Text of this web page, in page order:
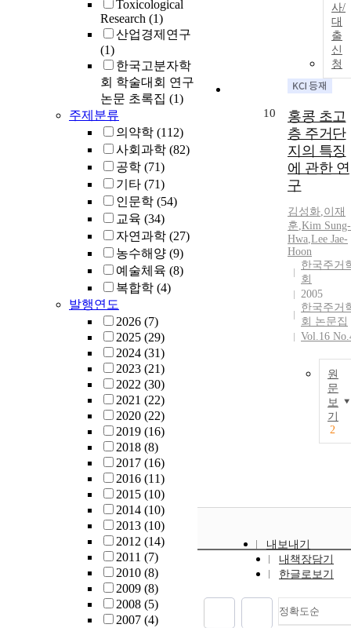
Toxicological
Research (1)
산업경제연구
(1)
한국고분자학
회 학술대회 연구
논문 초록집 (1)
주제분류
의약학 (112)
사회과학 (82)
공학 (71)
기타 (71)
인문학 (54)
교육 (34)
자연과학 (27)
농수해양 (9)
예술체육 (8)
복합학 (4)
발행연도
2026 (7)
2025 (29)
2024 (31)
2023 (21)
2022 (30)
2021 (22)
2020 (22)
2019 (16)
2018 (8)
2017 (16)
2016 (11)
2015 (10)
2014 (10)
2013 (10)
2012 (14)
2011 (7)
2010 (8)
2009 (8)
2008 (5)
2007 (4)
사/
대
출
신
청
10
홍콩 초고
층 주거단
지의 특징
에 관한 연
구
김성화,이재
훈,Kim Sung-
Hwa,Lee Jae-
Hoon
한국주거
회
2005
한국주거
회 논문집
Vol.16
원
문
보
기
2
내보내기
내책장담기
한글로보기
정확도순